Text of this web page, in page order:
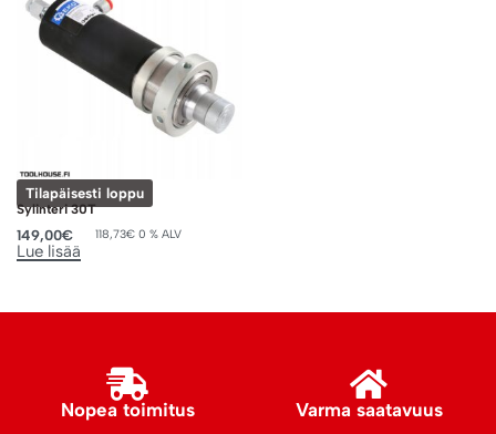
Tilapäisesti loppu
Sylinteri 30T
149,00€ 118,73€ 0 % ALV
Lue lisää
Nopea toimitus Varma saatavuus